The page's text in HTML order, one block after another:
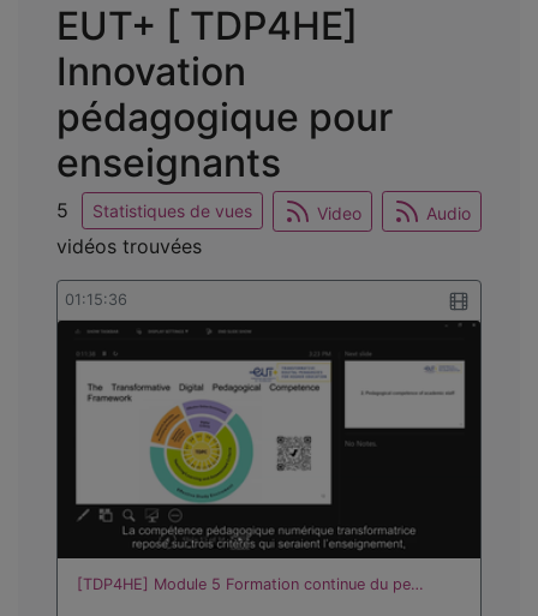
EUT+ [ TDP4HE]
Innovation
pédagogique pour
enseignants
Statistiques de vues Video Audio
5
vidéos trouvées
01:15:36
[TDP4HE] Module 5 Formation continue du pe…